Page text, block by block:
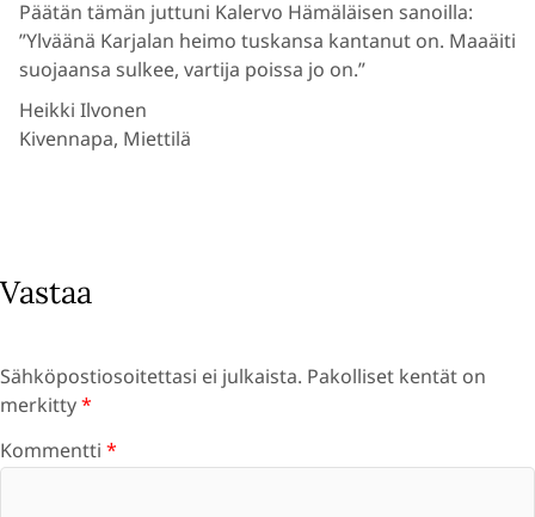
Päätän tämän juttuni Kalervo Hämäläisen sanoilla:
”Ylväänä Karjalan heimo tuskansa kantanut on. Maaäiti
suojaansa sulkee, vartija poissa jo on.”
Heikki Ilvonen
Kivennapa, Miettilä
Vastaa
Sähköpostiosoitettasi ei julkaista. Pakolliset kentät on
merkitty*
Kommentti *